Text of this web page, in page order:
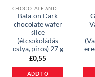
Balaton Dark
chocolate wafer
slice
(étcsokoládás
ostya, piros) 27 g
£0,55
ADD TO